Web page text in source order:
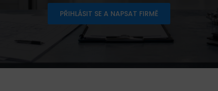
PŘIHLÁSIT SE A NAPSAT FIRMĚ